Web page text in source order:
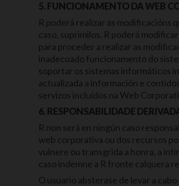
5. FUNCIONAMENTO DA WEB
R poderá realizar as modificacións
caso, suprimilos. R poderá
para proceder a realizar as
inadecuado funcionamento do
soportar os sistemas informáticos
actualizada a información e
servizos incluídos na Web
6. RESPONSABILIDADE
R non será en ningún caso
web corporativa ou dos recursos
vulnere ou transgrida a honra, a
caso indemne a R fronte calquera
O usuario absterase de levar a